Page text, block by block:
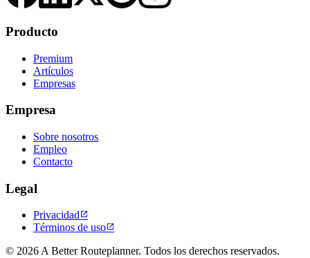
Producto
Premium
Artículos
Empresas
Empresa
Sobre nosotros
Empleo
Contacto
Legal
Privacidad
Términos de uso
© 2026 A Better Routeplanner. Todos los derechos reservados.